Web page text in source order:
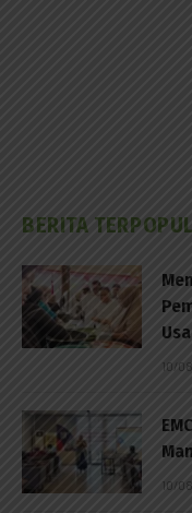
BERITA
10/
10/